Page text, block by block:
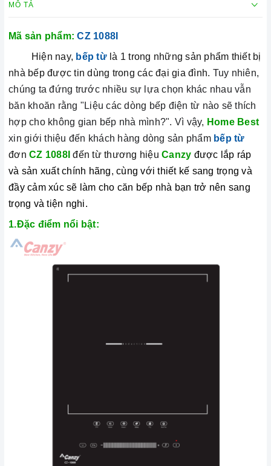
MÔ TẢ
Mã sản phẩm:CZ 1088I
Hiện nay, bếp từlà 1 trong những sản phẩm thiết bị
nhà bếp được tin dùng trong các đại gia đình. Tuy nhiên,
chúng ta đứng trước nhiều sự lựa chọn khác nhau vẫn
băn khoăn rằng "Liệu các dòng bếp điện từ nào sẽ thích
hợp cho không gian bếp nhà mình?". Vì vậy, Home Best
xin giới thiệu đến khách hàng dòng sản phẩm bếp từ
đơn CZ 1088I đến từ thương hiệu Canzy được lắp ráp
và sản xuất chính hãng, cùng với thiết kế sang trọng và
đầy cảm xúc sẽ làm cho căn bếp nhà bạn trở nên sang
trọng và tiện nghi.
1.Đặc điểm nổi bật: